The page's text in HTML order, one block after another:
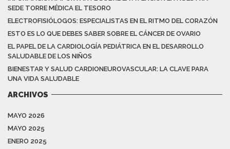
SEDE TORRE MÉDICA EL TESORO
ELECTROFISIÓLOGOS: ESPECIALISTAS EN EL RITMO DEL CORAZÓN
ESTO ES LO QUE DEBES SABER SOBRE EL CÁNCER DE OVARIO
EL PAPEL DE LA CARDIOLOGÍA PEDIÁTRICA EN EL DESARROLLO
SALUDABLE DE LOS NIÑOS
BIENESTAR Y SALUD CARDIONEUROVASCULAR: LA CLAVE PARA
UNA VIDA SALUDABLE
ARCHIVOS
MAYO 2026
MAYO 2025
ENERO 2025